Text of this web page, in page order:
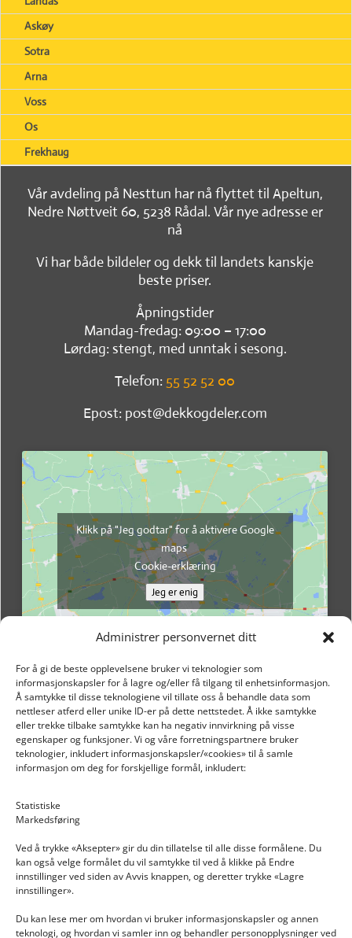
Administrer personvernet ditt
For å gi de beste opplevelsene bruker vi teknologier som
informasjonskapsler for å lagre og/eller få tilgang til enhetsinformasjon.
Å samtykke til disse teknologiene vil tillate oss å behandle data som
nettleser atferd eller unike ID-er på dette nettstedet. Å ikke samtykke
eller trekke tilbake samtykke kan ha negativ innvirkning på visse
egenskaper og funksjoner. Vi og våre forretningspartnere bruker
teknologier, inkludert informasjonskapsler/«cookies» til å samle
informasjon om deg for forskjellige formål, inkludert:
Statistiske
Markedsføring
Ved å trykke «Aksepter» gir du din tillatelse til alle disse formålene. Du
kan også velge formålet du vil samtykke til ved å klikke på Endre
innstillinger ved siden av Avvis knappen, og deretter trykke «Lagre
innstillinger».
Du kan lese mer om hvordan vi bruker informasjonskapsler og annen
teknologi, og hvordan vi samler inn og behandler personopplysninger ved
Askøy
Sotra
Arna
Voss
Os
Frekhaug
Vår avdeling på Nesttun har nå flyttet til Apeltun,
Nedre Nøttveit 60, 5238 Rådal. Vår nye adresse er
nå
Vi har både bildeler og dekk til landets kanskje
beste priser.
Åpningstider
Mandag-fredag: 09:00 – 17:00
Lørdag: stengt, med unntak i sesong.
Telefon: 55 52 52 00
Epost: post@dekkogdeler.com
Klikk på "Jeg godtar" for å aktivere Google
maps
Cookie-erklæring
Jeg er enig
INFORMASJON